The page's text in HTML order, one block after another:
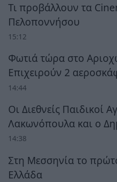
Τι προβάλλουν τα
Πελοποννήσου
15:12
Φωτιά τώρα στο
Επιχειρούν 2
14:44
Οι Διεθνείς Παιδικοί
Λακωνόπουλα και ο
14:38
Στη Μεσσηνία το
Ελλάδα